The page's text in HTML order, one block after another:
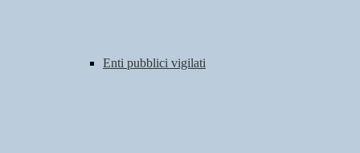
Enti pubblici vigilati